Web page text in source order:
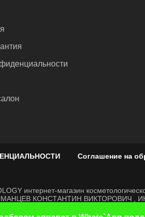
Соглашение на
интернет-магазин
КОНСТАНТИН ВИКТОРОВИЧ ,
Ежедневно, с 9:00 по 21:00